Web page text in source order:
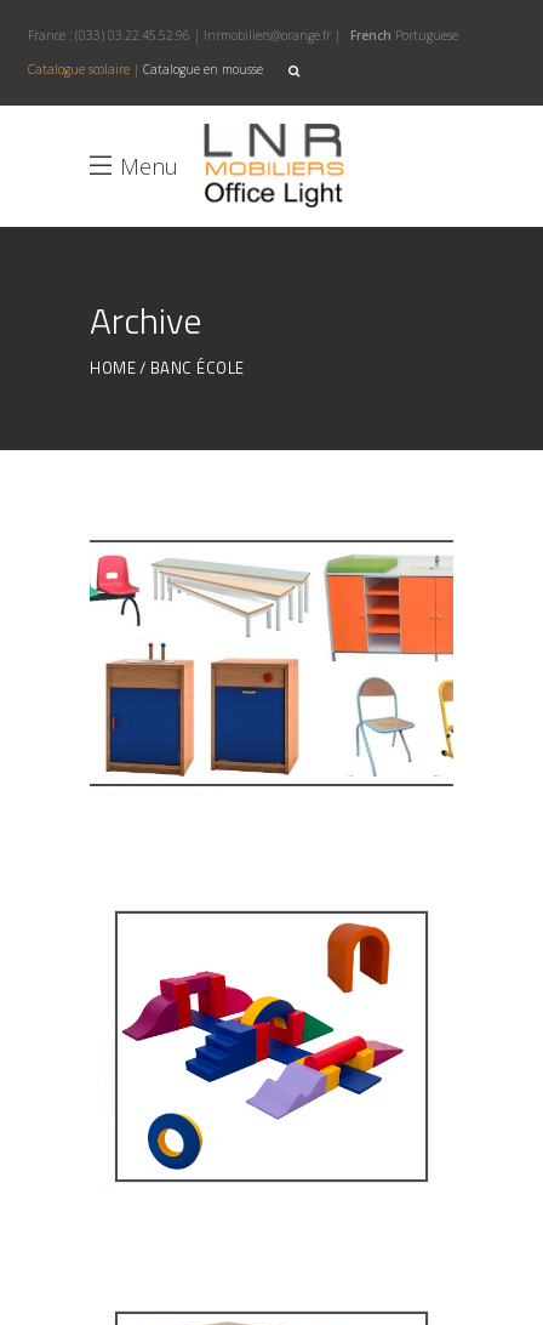
France : (033) 03.22.45.52.96 | lnrmobiliers@orange.fr | French Portuguese
Catalogue scolaire | Catalogue en mousse
Menu
Archive
HOME BANC ÉCOLE
Equipement crèche et
maternelle
MOBILIER SCOLAIRE
Équipement pédagogique
MOBILIER SCOLAIRE